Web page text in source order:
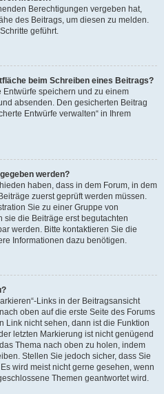
Berechtigungen vergeben hat,
des Beitrags, um diesen zu melden.
geführt.
beim Schreiben eines Beitrags?
speichern und zu einem
absenden. Den gesicherten Beitrag
Entwürfe verwalten“ in Ihrem
werden?
haben, dass in dem Forum, in dem
zuerst geprüft werden müssen.
Sie zu einer Gruppe von
sie die Beiträge erst begutachten
werden. Bitte kontaktieren Sie die
Informationen dazu benötigen.
Links in der Beitragsansicht
oben auf die erste Seite des Forums
Link nicht sehen, dann ist die Funktion
letzten Markierung ist nicht genügend
Thema nach oben zu holen, indem
Stellen Sie jedoch sicher, dass Sie
wird meist nicht gerne gesehen, wenn
Themen geantwortet wird.